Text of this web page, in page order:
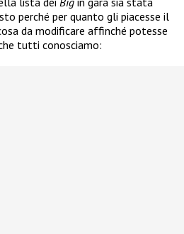
perché per quanto gli piacesse il
da modificare affinché potesse
tutti conosciamo: